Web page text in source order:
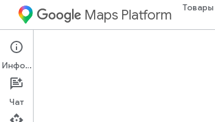
Maps Platform Товары
Web Services
Руководства
Информация
Чат